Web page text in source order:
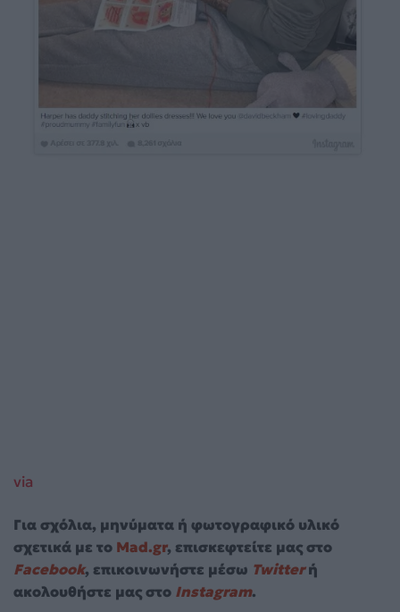
via
Για σχόλια, μηνύματα ή φωτογραφικό υλικό
σχετικά με το Mad.gr, επισκεφτείτε μας στο
Facebook, επικοινωνήστε μέσω Twitterή
ακολουθήστε μας στο Instagram.